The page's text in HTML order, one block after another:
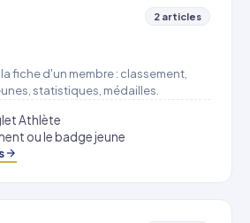
2 articles
fiche d'un membre : classement,
statistiques, médailles.
Athlète
ou le badge jeune